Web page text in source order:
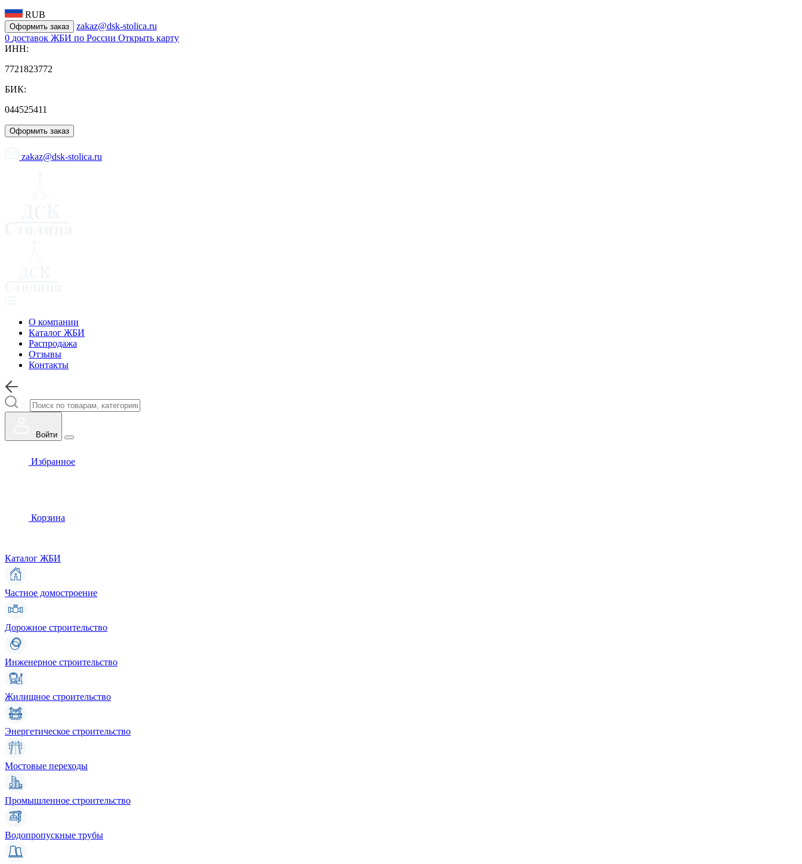
RUB
Оформить заказ
zakaz@dsk-stolica.ru
0 доставок ЖБИ по России Открыть карту
ИНН:
7721823772
БИК:
044525411
Оформить заказ
zakaz@dsk-stolica.ru
О компании
Каталог ЖБИ
Распродажа
Отзывы
Контакты
Войти
Избранное
Корзина
Каталог ЖБИ
Частное домостроение
Дорожное строительство
Инженерное строительство
Жилищное строительство
Энергетическое строительство
Мостовые переходы
Промышленное строительство
Водопропускные трубы